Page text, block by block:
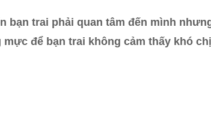
bạn trai phải quan tâm đến mình
để bạn trai không cảm thấy khó